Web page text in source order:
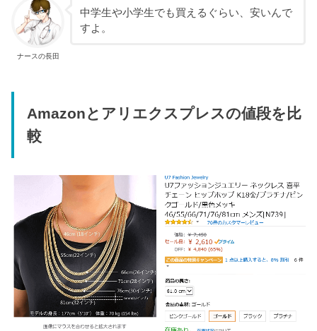
ナースの長田
中学生や小学生でも買えるぐらい、安いんで
すよ。
Amazonとアリエクスプレスの値段を比
較